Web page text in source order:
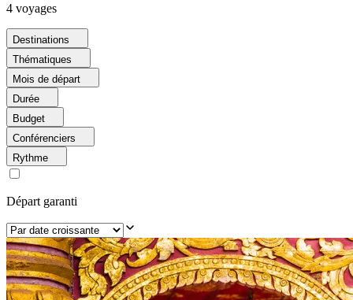
4 voyages
Destinations
Thématiques
Mois de départ
Durée
Budget
Conférenciers
Rythme
Départ garanti